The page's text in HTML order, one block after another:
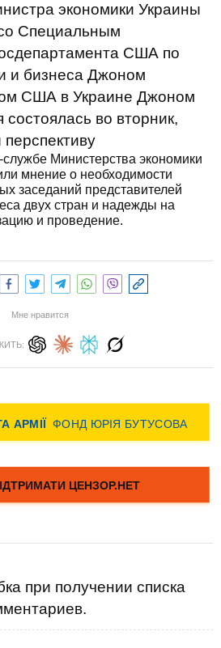
экономики Украины
Специальным
США по
и бизнеса Джоном
США в Украине Джоном
во вторник,
Министерства экономики
мнение о необходимости
заседаний представителей
двух стран и надежды на
и проведение.
Мне нравится
при получении списка